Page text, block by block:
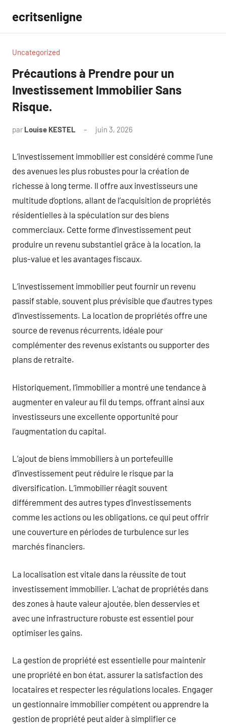
contenu
ecritsenligne
Uncategorized
Précautions à Prendre pour un
Investissement Immobilier Sans
Risque.
par Louise KESTEL juin 3, 2026
L’investissement immobilier est considéré comme l’une
des avenues les plus robustes pour la création de
richesse à long terme. Il offre aux investisseurs une
multitude d’options, allant de l’acquisition de propriétés
résidentielles à la spéculation sur des biens
commerciaux. Cette forme d’investissement peut
produire un revenu substantiel grâce à la location, la
plus-value et les avantages fiscaux.
L’investissement immobilier peut fournir un revenu
passif stable, souvent plus prévisible que d’autres types
d’investissements. La location de propriétés offre une
source de revenus récurrents, idéale pour
complémenter des revenus existants ou supporter des
plans de retraite.
Historiquement, l’immobilier a montré une tendance à
augmenter en valeur au fil du temps, offrant ainsi aux
investisseurs une excellente opportunité pour
l’augmentation du capital.
L’ajout de biens immobiliers à un portefeuille
d’investissement peut réduire le risque par la
diversification. L’immobilier réagit souvent
différemment des autres types d’investissements
comme les actions ou les obligations, ce qui peut offrir
une couverture en périodes de turbulence sur les
marchés financiers.
La localisation est vitale dans la réussite de tout
investissement immobilier. L’achat de propriétés dans
des zones à haute valeur ajoutée, bien desservies et
avec une infrastructure robuste est essentiel pour
optimiser les gains.
La gestion de propriété est essentielle pour maintenir
une propriété en bon état, assurer la satisfaction des
locataires et respecter les régulations locales. Engager
un gestionnaire immobilier compétent ou apprendre la
gestion de propriété peut aider à simplifier ce